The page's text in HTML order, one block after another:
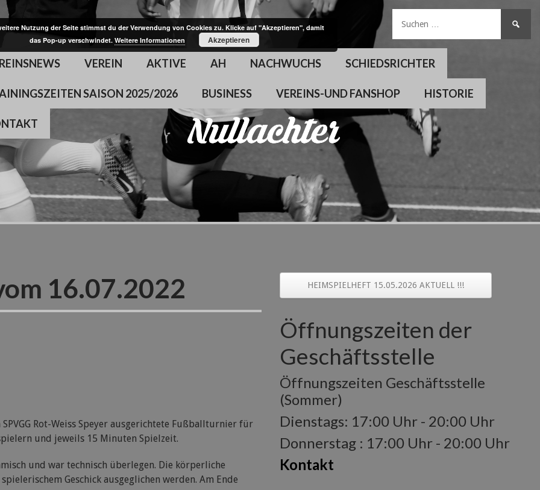
VEREIN AKTIVE AH NACHWUCHS SCHIEDSRICHTER
SAISON 2025/2026 BUSINESS VEREINS-UND FANSHOP HISTORIE
nach:
16.07.2022
Rot-Weiss Speyer ausgerichtete Fußballturnier für
und jeweils 15 Minuten Spielzeit.
und war technisch überlegen. Die körperliche
Geschick ausgeglichen werden. Am Ende
HEIMSPIELHEFT 15.05.2026 AKTUELL !!!
Öffnungszeiten der
Geschäftsstelle
Öffnungszeiten Geschäftsstelle
(Sommer)
Dienstags: 17:00 Uhr - 20:00 Uhr
Donnerstag : 17:00 Uhr - 20:00 Uhr
Kontakt
Nutzung der Seite stimmst du der Verwendung von Cookies zu. Klicke auf "Akzeptieren", damit
das Pop-up verschwindet. Weitere Informationen Akzeptieren